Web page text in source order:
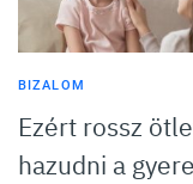
BIZALOM
Ezért rossz
hazudni a